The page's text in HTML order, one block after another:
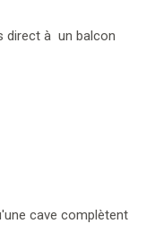
direct à un balcon
cave complètent